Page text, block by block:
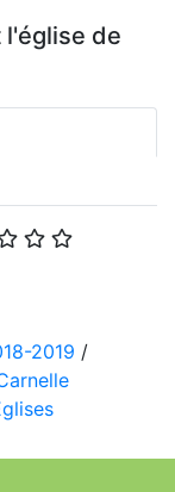
l'église de
2019 /